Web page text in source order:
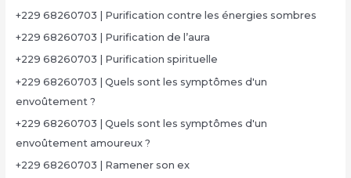
+229 68260703 | Purification contre les énergies sombres
+229 68260703 | Purification de l’aura
+229 68260703 | Purification spirituelle
+229 68260703 | Quels sont les symptômes d'un
envoûtement ?
+229 68260703 | Quels sont les symptômes d'un
envoûtement amoureux ?
+229 68260703 | Ramener son ex